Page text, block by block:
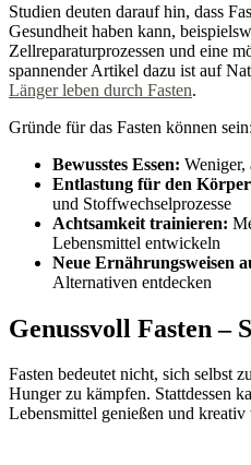
Studien deuten darauf hin, dass
Gesundheit haben kann,
Zellreparaturprozessen und eine
spannender Artikel dazu ist auf
Länger leben durch Fasten.
Gründe für das Fasten können sein:
Bewusstes Essen: Weniger,
Entlastung für den
und Stoffwechselprozesse
Achtsamkeit trainieren:
Lebensmittel entwickeln
Neue Ernährungsweisen
Alternativen entdecken
Genussvoll Fasten –
Fasten bedeutet nicht, sich selbst
Hunger zu kämpfen. Stattdessen
Lebensmittel genießen und kreativ